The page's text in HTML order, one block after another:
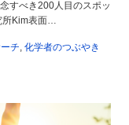
すべき200人目のスポッ
所Kim表面…
チ, 化学者のつぶやき